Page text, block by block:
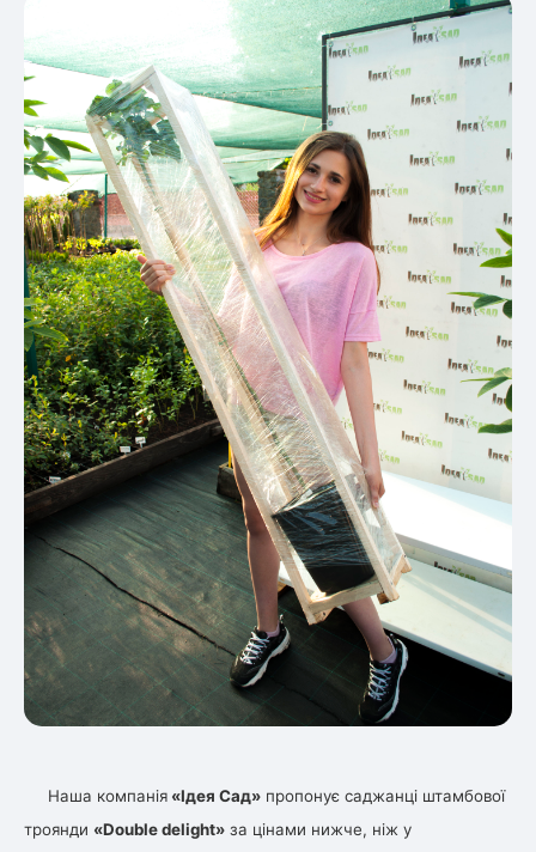
Наша компанія «Ідея Сад» пропонує саджанці штамбової
троянди «Double delight» за цінами нижче, ніж у